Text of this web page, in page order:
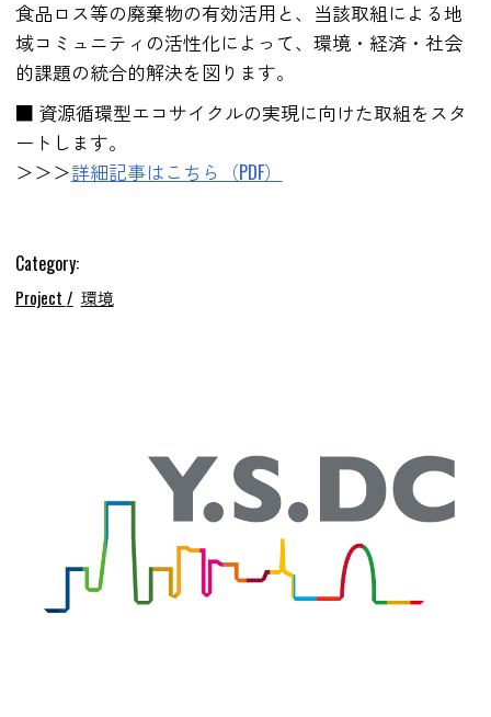
食品ロス等の廃棄物の有効活用と、当該取組による地
域コミュニティの活性化によって、環境・経済・社会
的課題の統合的解決を図ります。
■ 資源循環型エコサイクルの実現に向けた取組をスタ
ートします。
＞＞＞詳細記事はこちら（PDF）
Category:
Project 環境